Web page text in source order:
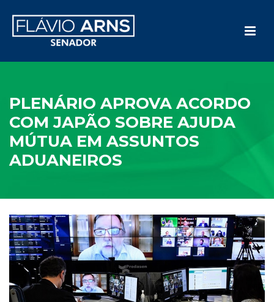
PLENÁRIO APROVA ACORDO
COM JAPÃO SOBRE AJUDA
MÚTUA EM ASSUNTOS
ADUANEIROS